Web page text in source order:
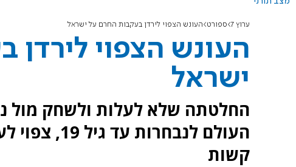
ערוץ 7 ספורט העונש הצפוי לירדן בעקבות החרם על ישראל
העונש הצפוי
ישראל
החלטתה שלא לעלות ולשחק מול
העולם
קשות